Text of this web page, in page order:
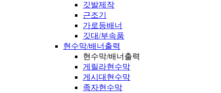
깃발제작
근조기
가로등배너
깃대/부속품
현수막/배너출력
현수막/배너출력
게릴라현수막
게시대현수막
족자현수막